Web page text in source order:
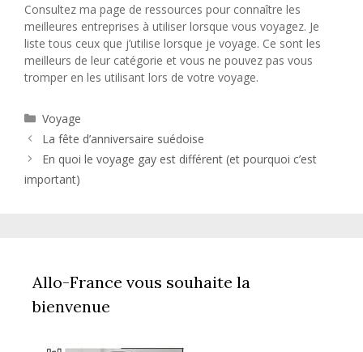
Consultez ma page de ressources pour connaître les
meilleures entreprises à utiliser lorsque vous voyagez. Je
liste tous ceux que j’utilise lorsque je voyage. Ce sont les
meilleurs de leur catégorie et vous ne pouvez pas vous
tromper en les utilisant lors de votre voyage.
Catégories
Voyage
La fête d’anniversaire suédoise
En quoi le voyage gay est différent (et pourquoi c’est
important)
Allo-France vous souhaite la
bienvenue